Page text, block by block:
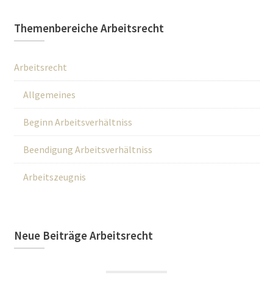
Themenbereiche Arbeitsrecht
Arbeitsrecht
Allgemeines
Beginn Arbeitsverhältniss
Beendigung Arbeitsverhältniss
Arbeitszeugnis
Neue Beiträge Arbeitsrecht